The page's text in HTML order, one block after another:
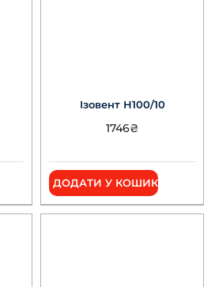
Ізовент Н100/10
1746₴
ДОДАТИ У КОШИК